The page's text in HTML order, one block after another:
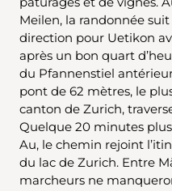
Meilen, la randonnée
direction pour Uetikon
après un bon quart
du Pfannenstiel
pont de 62 mètres, le
canton de Zurich,
Quelque 20 minutes
Au, le chemin rejoint
du lac de Zurich. Entre
marcheurs ne